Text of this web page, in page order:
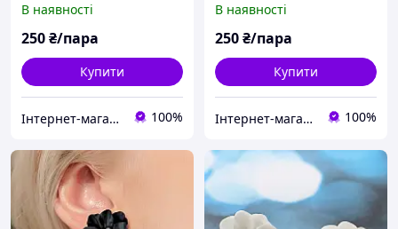
підвіски
В наявності
250₴/пара
Купити
Інтернет-магазин "Леді ШИК" 100%
підвіски
В наявності
250₴/пара
Купити
Інтернет-магазин "Леді ШИК" 100%